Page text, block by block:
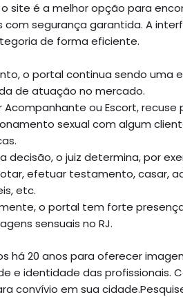
o site é a melhor opção para
com segurança garantida. A
de forma eficiente.
o portal continua sendo uma
de atuação no mercado.
Acompanhante ou Escort,
sexual com algum
decisão, o juiz determina, por
efetuar testamento, casar,
etc.
o portal tem forte
sensuais no RJ.
há 20 anos para oferecer
e identidade das profissionais.
convívio em sua